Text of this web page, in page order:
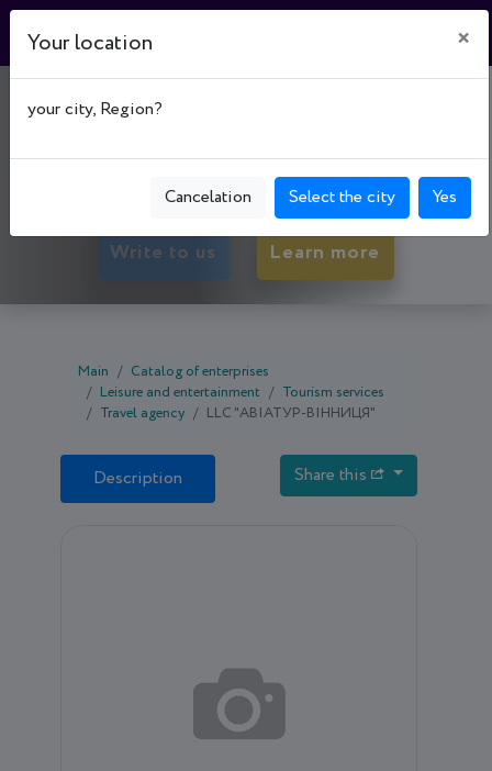
"АВІАТУР-ВІННИЦЯ"
вул. Соборна, буд. 101
Write to us Learn more
Main
Catalog of enterprises
Leisure and entertainment
Tourism services
Travel agency
LLC "АВІАТУР-ВІННИЦЯ"
Description Share this
Your location ×
your city, Region?
Cancelation Select the city Yes